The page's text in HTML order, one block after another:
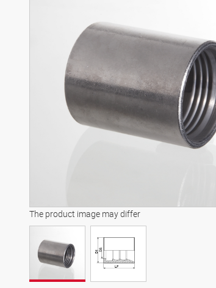
The product image may differ